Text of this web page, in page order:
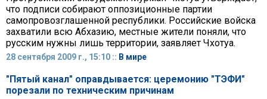
что подписи собирают оппозиционные партии
самопровозглашенной республики. Российские войска
захватили всю Абхазию, местные жители поняли, что
русским нужны лишь территории, заявляет Чхотуа.
28 сентября 2009 г., 15:10 :: В мире
"Пятый канал" оправдывается: церемонию "ТЭФИ"
порезали по техническим причинам